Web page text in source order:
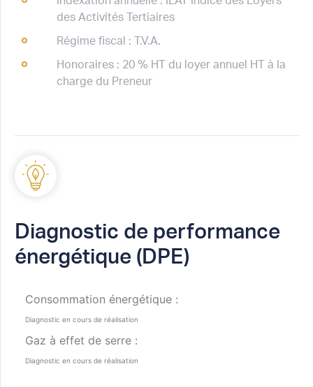
des Activités Tertiaires
Régime fiscal : T.V.A.
Honoraires : 20 % HT du loyer annuel HT à la
charge du Preneur
Diagnostic de performance
énergétique (DPE)
Consommation énergétique :
Diagnostic en cours de réalisation
Gaz à effet de serre :
Diagnostic en cours de réalisation